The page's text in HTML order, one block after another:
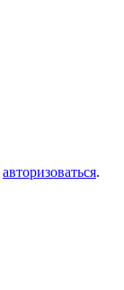
авторизоваться.